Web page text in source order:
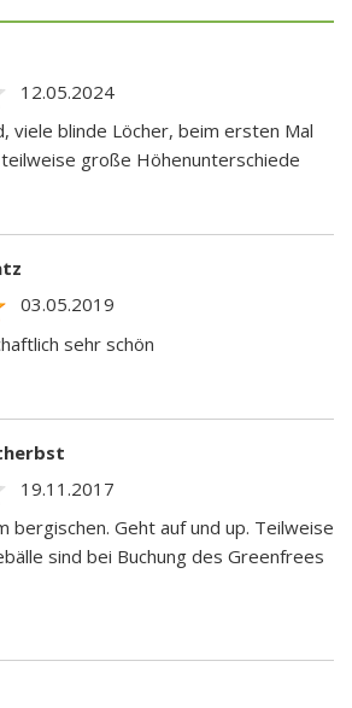
12.05.2024
viele blinde Löcher, beim ersten Mal
große Höhenunterschiede
03.05.2019
sehr schön
19.11.2017
bergischen. Geht auf und up. Teilweise
sind bei Buchung des Greenfrees